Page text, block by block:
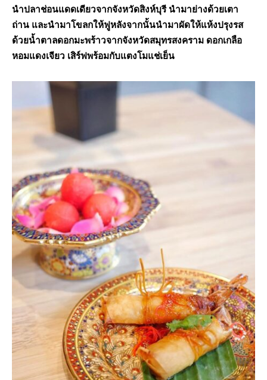
นำปลาช่อนแดดเดียวจากจังหวัดสิงห์บุรี นำมาย่างด้วยเตา
ถ่าน และนำมาโขลกให้ฟูหลังจากนั้นนำมาผัดให้แห้งปรุงรส
ด้วยน้ำตาลดอกมะพร้าวจากจังหวัดสมุทรสงคราม ดอกเกลือ
หอมแดงเจียว เสิร์ฟพร้อมกับแตงโมแช่เย็น